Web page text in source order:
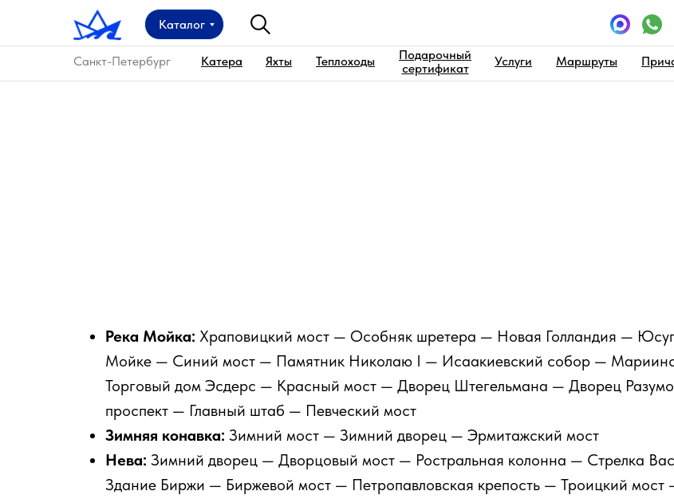
Катера Маршруты
Услуги
Яхты Теплоходы
Санкт-Петербург
Каталог
Подарочный
сертификат
Река Мойка: Храповицкий мост — Особняк шретера — Новая Голландия —
Мойке — Синий мост — Памятник Николаю I — Исаакиевский собор —
Торговый дом Эсдерс — Красный мост — Дворец Штегельмана — Дворец
проспект — Главный штаб — Певческий мост
Зимняя конавка: Зимний мост — Зимний дворец — Эрмитажский мост
Нева: Зимний дворец — Дворцовый мост — Ростральная колонна — Стрелка
Здание Биржи — Биржевой мост — Петропавловская крепость — Троицкий